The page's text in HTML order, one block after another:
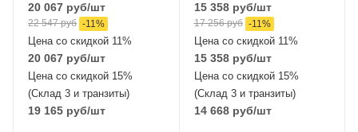
20 067 руб/шт
22 547руб -11%
Цена со скидкой 11%
20 067 руб/шт
Цена со скидкой 15%
(Склад 3 и транзиты)
19 165 руб/шт
15 358руб/шт
17 256руб -11%
Цена со скидкой 11%
15 358руб/шт
Цена со скидкой 15%
(Склад 3 и транзиты)
14 668руб/шт